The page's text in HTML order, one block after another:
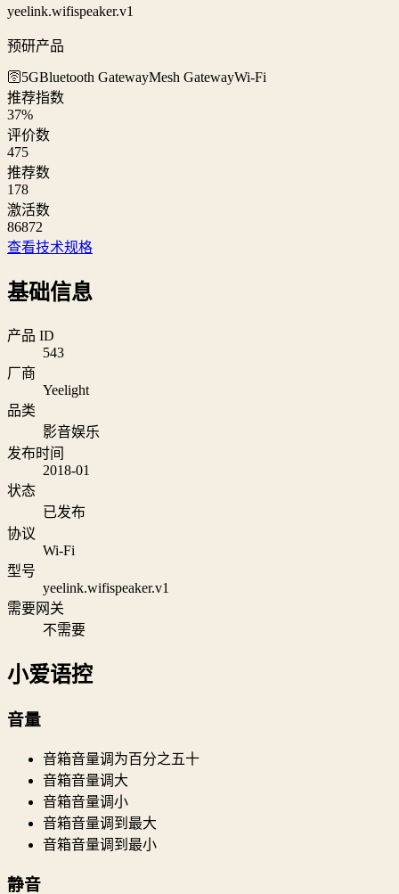
yeelink.wifispeaker.v1
预研产品
🛜5GBluetooth GatewayMesh GatewayWi‑Fi
推荐指数
37%
评价数
475
推荐数
178
激活数
86872
查看技术规格
基础信息
产品 ID
543
厂商
Yeelight
品类
影音娱乐
发布时间
2018-01
状态
已发布
协议
Wi‑Fi
型号
yeelink.wifispeaker.v1
需要网关
不需要
小爱语控
音量
音箱音量调为百分之五十
音箱音量调大
音箱音量调小
音箱音量调到最大
音箱音量调到最小
静音